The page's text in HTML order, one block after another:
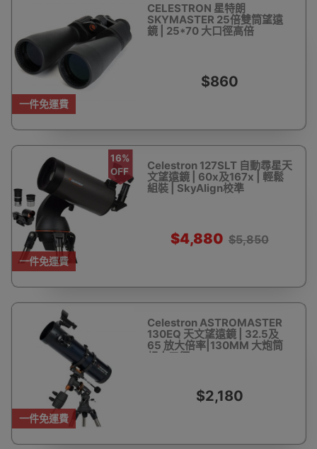
一件免運費
CELESTRON 星特朗
SKYMASTER 25倍雙筒望遠
鏡 | 25*70 大口徑高倍
$860
一件免運費
16%
OFF
Celestron 127SLT 自動尋星天
文望遠鏡 | 60x及167x | 輕鬆
組裝 | SkyAlign校準
$4,880 $5,850
一件免運費
Celestron ASTROMASTER
130EQ 天文望遠鏡 | 32.5及
65 放大倍率|130MM 大炮筒
超大口徑
$2,180